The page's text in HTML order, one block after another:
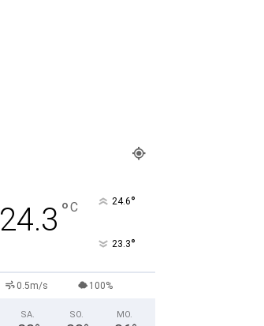
24.3 °C 24.6°
23.3°
0.5m/s 100%
SA. SO. MO.